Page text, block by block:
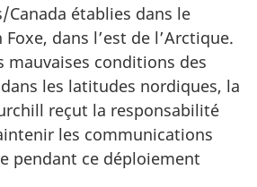
Canada établies dans le
dans l’est de l’Arctique.
mauvaises conditions des
les latitudes nordiques, la
reçut la responsabilité
les communications
pendant ce déploiement